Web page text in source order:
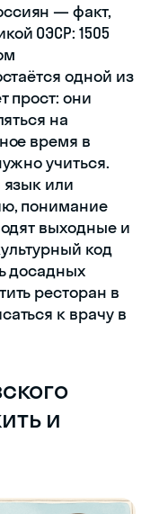
— факт,
ОЭСР: 1505
одной из
прост: они
на
время в
учиться.
язык или
понимание
выходные и
код
досадных
ресторан в
к врачу в
и